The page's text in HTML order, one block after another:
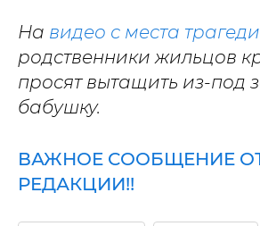
На видео с места
родственники жильцов
просят вытащить из-под
бабушку.
ВАЖНОЕ СООБЩЕНИЕ
РЕДАКЦИИ!!